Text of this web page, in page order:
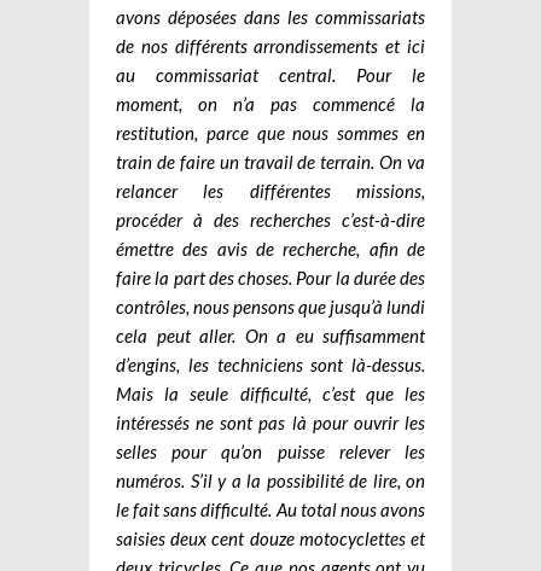
avons déposées dans les commissariats
de nos différents arrondissements et ici
au commissariat central. Pour le
moment, on n’a pas commencé la
restitution, parce que nous sommes en
train de faire un travail de terrain. On va
relancer les différentes missions,
procéder à des recherches c’est-à-dire
émettre des avis de recherche, afin de
faire la part des choses. Pour la durée des
contrôles, nous pensons que jusqu’à lundi
cela peut aller. On a eu suffisamment
d’engins, les techniciens sont là-dessus.
Mais la seule difficulté, c’est que les
intéressés ne sont pas là pour ouvrir les
selles pour qu’on puisse relever les
numéros. S’il y a la possibilité de lire, on
le fait sans difficulté. Au total nous avons
saisies deux cent douze motocyclettes et